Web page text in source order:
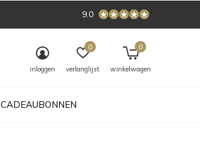
CADEAUBONNEN
inloggen verlanglijst
0
winkelwagen
0
9.0